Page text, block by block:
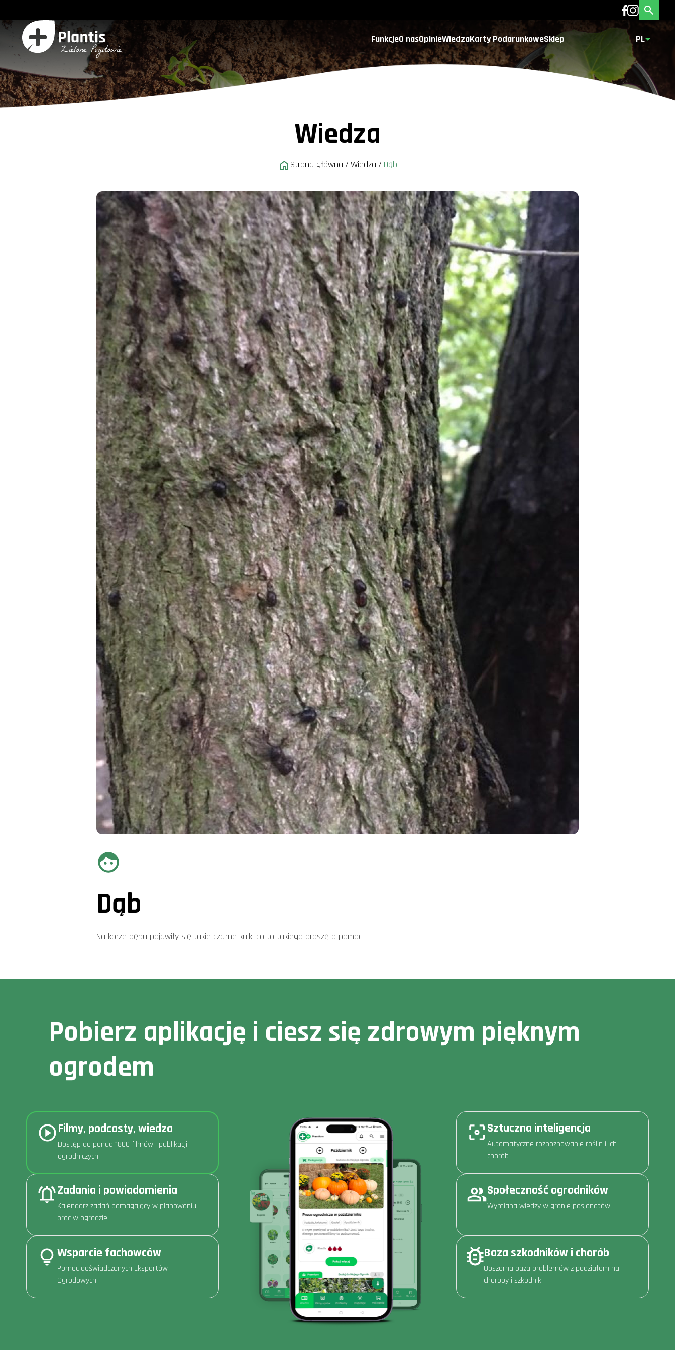
FunkcjeO nasOpinieWiedzaKarty PodarunkoweSklep PL
Wiedza
Strona główna / Wiedza / Dąb
Dąb
Na korze dębu pojawiły się takie czarne kulki co to takiego proszę o pomoc
Pobierz aplikację i ciesz się zdrowym pięknym
ogrodem
Filmy, podcasty, wiedza
Dostęp do ponad 1800 filmów i publikacji
ogrodniczych
Zadania i powiadomienia
Kalendarz zadań pomagający w planowaniu
prac w ogrodzie
Wsparcie fachowców
Pomoc doświadczonych Ekspertów
Ogrodowych
Sztuczna inteligencja
Automatyczne rozpoznawanie roślin i ich
chorób
Społeczność ogrodników
Wymiana wiedzy w gronie pasjonatów
Baza szkodników i chorób
Obszerna baza problemów z podziałem na
choroby i szkodniki